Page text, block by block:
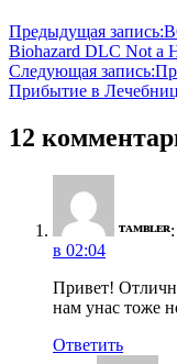
Предыдущая запись:
Biohazard DLC Not a
Следующая запись:
Прибытие в
12
ᵀᴬᴹᴮᴸᴱᴿ:
в 02:04
Привет!
нам унас тоже
Ответить